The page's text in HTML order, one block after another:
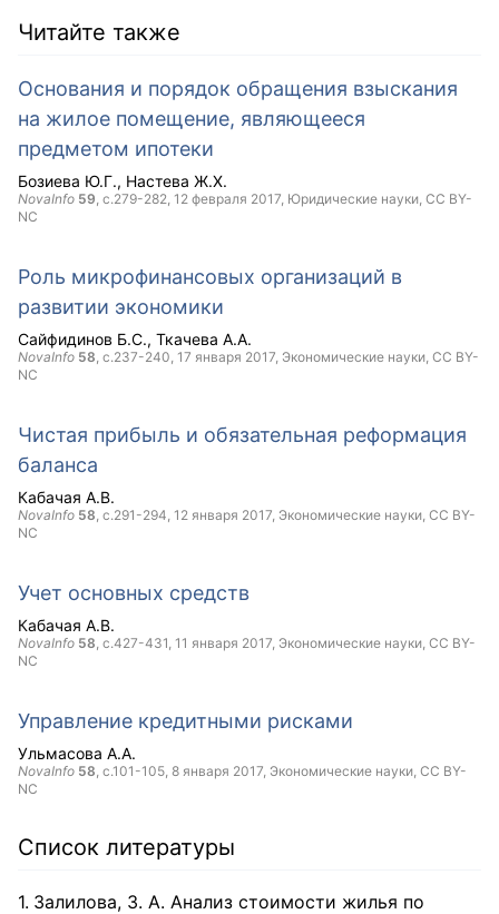
Читайте также
Основания и порядок обращения взыскания
на жилое помещение, являющееся
предметом ипотеки
Бозиева Ю.Г. Настева Ж.Х.
NovaInfo 59, с.279-282, 12 февраля 2017, Юридические науки, CC BY-
NC
Роль микрофинансовых организаций в
развитии экономики
Сайфидинов Б.С. Ткачева А.А.
NovaInfo 58, с.237-240, 17 января 2017, Экономические науки, CC BY-
NC
Чистая прибыль и обязательная реформация
баланса
Кабачая А.В.
NovaInfo 58, с.291-294, 12 января 2017, Экономические науки, CC BY-
NC
Учет основных средств
Кабачая А.В.
NovaInfo 58, с.427-431, 11 января 2017, Экономические науки, CC BY-
NC
Управление кредитными рисками
Ульмасова А.А.
NovaInfo 58, с.101-105, 8 января 2017, Экономические науки, CC BY-
NC
Список литературы
Залилова, З. А. Анализ стоимости жилья по